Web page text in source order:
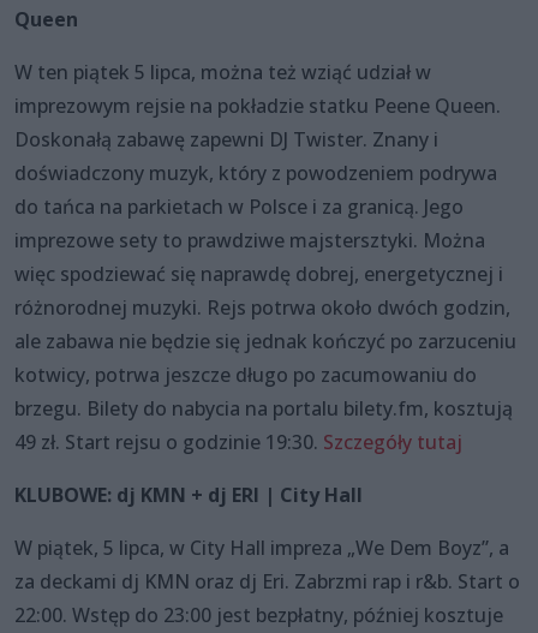
Queen
W ten piątek 5 lipca, można też wziąć udział w
imprezowym rejsie na pokładzie statku Peene Queen.
Doskonałą zabawę zapewni DJ Twister. Znany i
doświadczony muzyk, który z powodzeniem podrywa
do tańca na parkietach w Polsce i za granicą. Jego
imprezowe sety to prawdziwe majstersztyki. Można
więc spodziewać się naprawdę dobrej, energetycznej i
różnorodnej muzyki. Rejs potrwa około dwóch godzin,
ale zabawa nie będzie się jednak kończyć po zarzuceniu
kotwicy, potrwa jeszcze długo po zacumowaniu do
brzegu. Bilety do nabycia na portalu bilety.fm, kosztują
49 zł. Start rejsu o godzinie 19:30. Szczegóły tutaj
KLUBOWE: dj KMN + dj ERI | City Hall
W piątek, 5 lipca, w City Hall impreza „We Dem Boyz”, a
za deckami dj KMN oraz dj Eri. Zabrzmi rap i r&b. Start o
22:00. Wstęp do 23:00 jest bezpłatny, później kosztuje